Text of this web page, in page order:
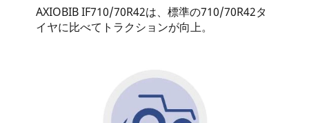
AXIOBIB IF710/70R42は、標準の710/70R42タ
イヤに比べてトラクションが向上。